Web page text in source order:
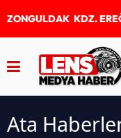
ZONGULDAK KDZ.
Ata